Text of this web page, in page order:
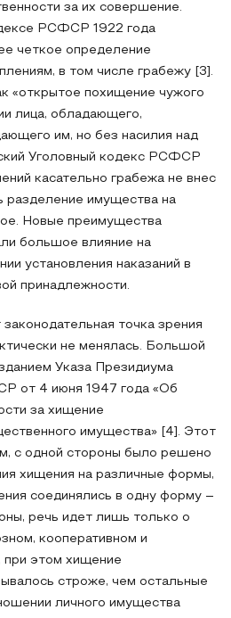
за их совершение.
РСФСР 1922 года
четкое определение
в том числе грабежу [3].
«открытое похищение чужого
лица, обладающего,
им, но без насилия над
Уголовный кодекс РСФСР
касательно грабежа не внес
разделение имущества на
Новые преимущества
большое влияние на
установления наказаний в
принадлежности.
точка зрения
не менялась. Большой
Указа Президиума
от 4 июня 1947 года «Об
за хищение
имущества» [4]. Этот
с одной стороны было решено
хищения на различные формы,
соединялись в одну форму –
речь идет лишь только о
кооперативном и
при этом хищение
строже, чем остальные
личного имущества